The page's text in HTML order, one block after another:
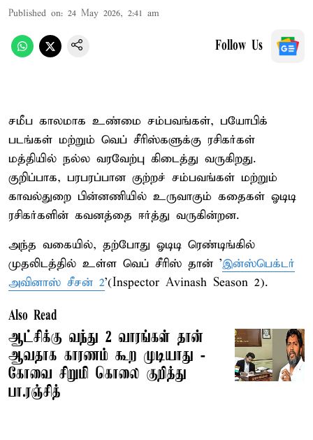
Published on: 24 May 2026, 2:41 am
Follow Us
சமீப காலமாக உண்மை சம்பவங்கள், பயோபிக்
படங்கள் மற்றும் வெப் சீரிஸ்களுக்கு ரசிகர்கள்
மத்தியில் நல்ல வரவேற்பு கிடைத்து வருகிறது.
குறிப்பாக, பரபரப்பான குற்றச் சம்பவங்கள் மற்றும்
காவல்துறை பின்னணியில் உருவாகும் கதைகள் ஓடிடி
ரசிகர்களின் கவனத்தை ஈர்த்து வருகின்றன.
அந்த வகையில், தற்போது ஓடிடி ரெண்டிங்கில்
முதலிடத்தில் உள்ள வெப் சீரிஸ் தான் ’இன்ஸ்பெக்டர்
அவினாஸ் சீசன் 2’(Inspector Avinash Season 2).
Also Read
ஆட்சிக்கு வந்து 2 வாரங்கள் தான்
ஆவதாக காரணம் கூற முடியாது -
கோவை சிறுமி கொலை குறித்து
பா.ரஞ்சித்